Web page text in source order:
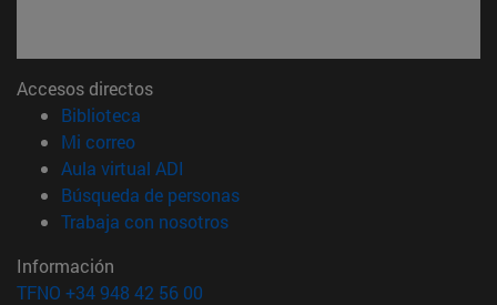
Accesos directos
Biblioteca
Mi correo(abre en nueva ventana)
Aula virtual ADI
Búsqueda de personas(abre en nueva ventana)
Trabaja con nosotros(abre en nueva ventana)
Información
TFNO +34 948 42 56 00